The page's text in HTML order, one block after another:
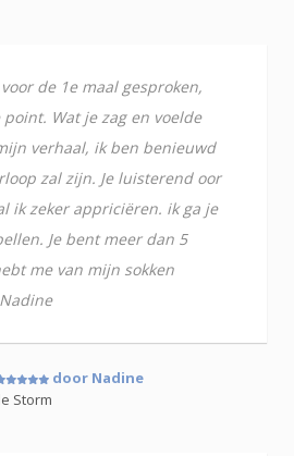
de 1e maal gesproken,
Wat je zag en voelde
verhaal, ik ben benieuwd
zal zijn. Je luisterend oor
ik zeker appriciëren. ik ga je
Je bent meer dan 5
me van mijn sokken
door Nadine
Storm